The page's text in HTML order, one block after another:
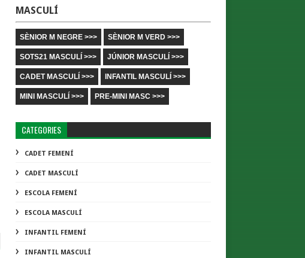
MASCULÍ
SÈNIOR M NEGRE >>> SÈNIOR M VERD >>>
SOTS21 MASCULÍ >>> JÚNIOR MASCULÍ >>>
CADET MASCULÍ >>> INFANTIL MASCULÍ >>>
MINI MASCULÍ >>> PRE-MINI MASC >>>
CATEGORIES
CADET FEMENÍ
CADET MASCULÍ
ESCOLA FEMENÍ
ESCOLA MASCULÍ
INFANTIL FEMENÍ
INFANTIL MASCULÍ